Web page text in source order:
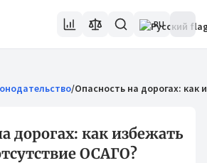
RU
/Опасность на дорогах: как
дорогах: как избежать
ОСАГО?